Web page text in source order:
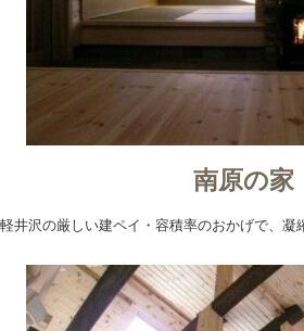
南原の家
軽井沢の厳しい建ペイ・容積率のおかげで、凝